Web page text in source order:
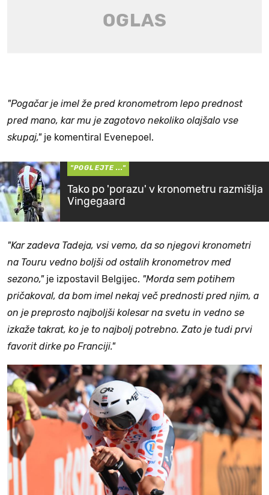
"Pogačar je imel že pred kronometrom lepo prednost
pred mano, kar mu je zagotovo nekoliko olajšalo vse
skupaj," je komentiral Evenepoel.
"POGLEJTE ..."
Tako po 'porazu' v kronometru razmišlja
Vingegaard
"Kar zadeva Tadeja, vsi vemo, da so njegovi kronometri
na Touru vedno boljši od ostalih kronometrov med
sezono,"je izpostavil Belgijec. "Morda sem potihem
pričakoval, da bom imel nekaj več prednosti pred njim, a
on je preprosto najboljši kolesar na svetu in vedno se
izkaže takrat, ko je to najbolj potrebno. Zato je tudi prvi
favorit dirke po Franciji."